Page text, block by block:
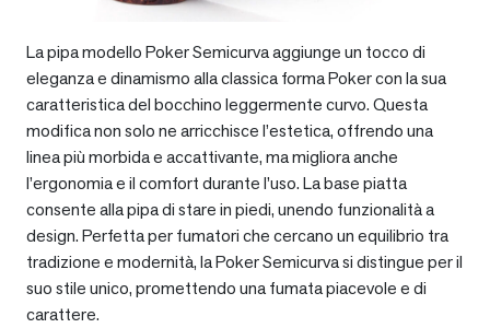
La pipa modello Poker Semicurva aggiunge un tocco di
eleganza e dinamismo alla classica forma Poker con la sua
caratteristica del bocchino leggermente curvo. Questa
modifica non solo ne arricchisce l’estetica, offrendo una
linea più morbida e accattivante, ma migliora anche
l’ergonomia e il comfort durante l’uso. La base piatta
consente alla pipa di stare in piedi, unendo funzionalità a
design. Perfetta per fumatori che cercano un equilibrio tra
tradizione e modernità, la Poker Semicurva si distingue per il
suo stile unico, promettendo una fumata piacevole e di
carattere.